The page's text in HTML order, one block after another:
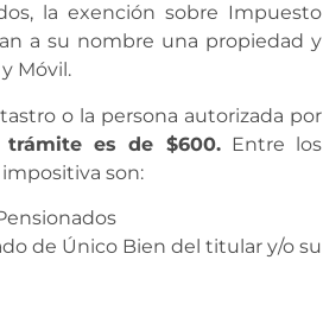
la exención sobre Impuesto
a su nombre una propiedad y
Móvil.
o la persona autorizada por
es de $600.Entre los
son:
de Único Bien del titular y/o su